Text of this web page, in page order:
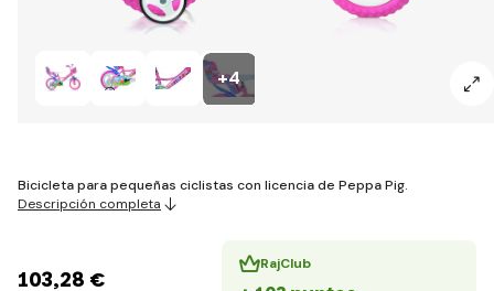
+4
Bicicleta para pequeñas ciclistas con licencia de Peppa Pig.
Descripción completa
103,28 €
RajClub